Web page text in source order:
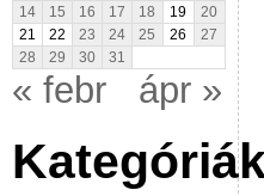
14
15 16 17 18 19
20
21
22 23 24 25 26
27
28
29 30 31
« febr ápr »
Kategóriák